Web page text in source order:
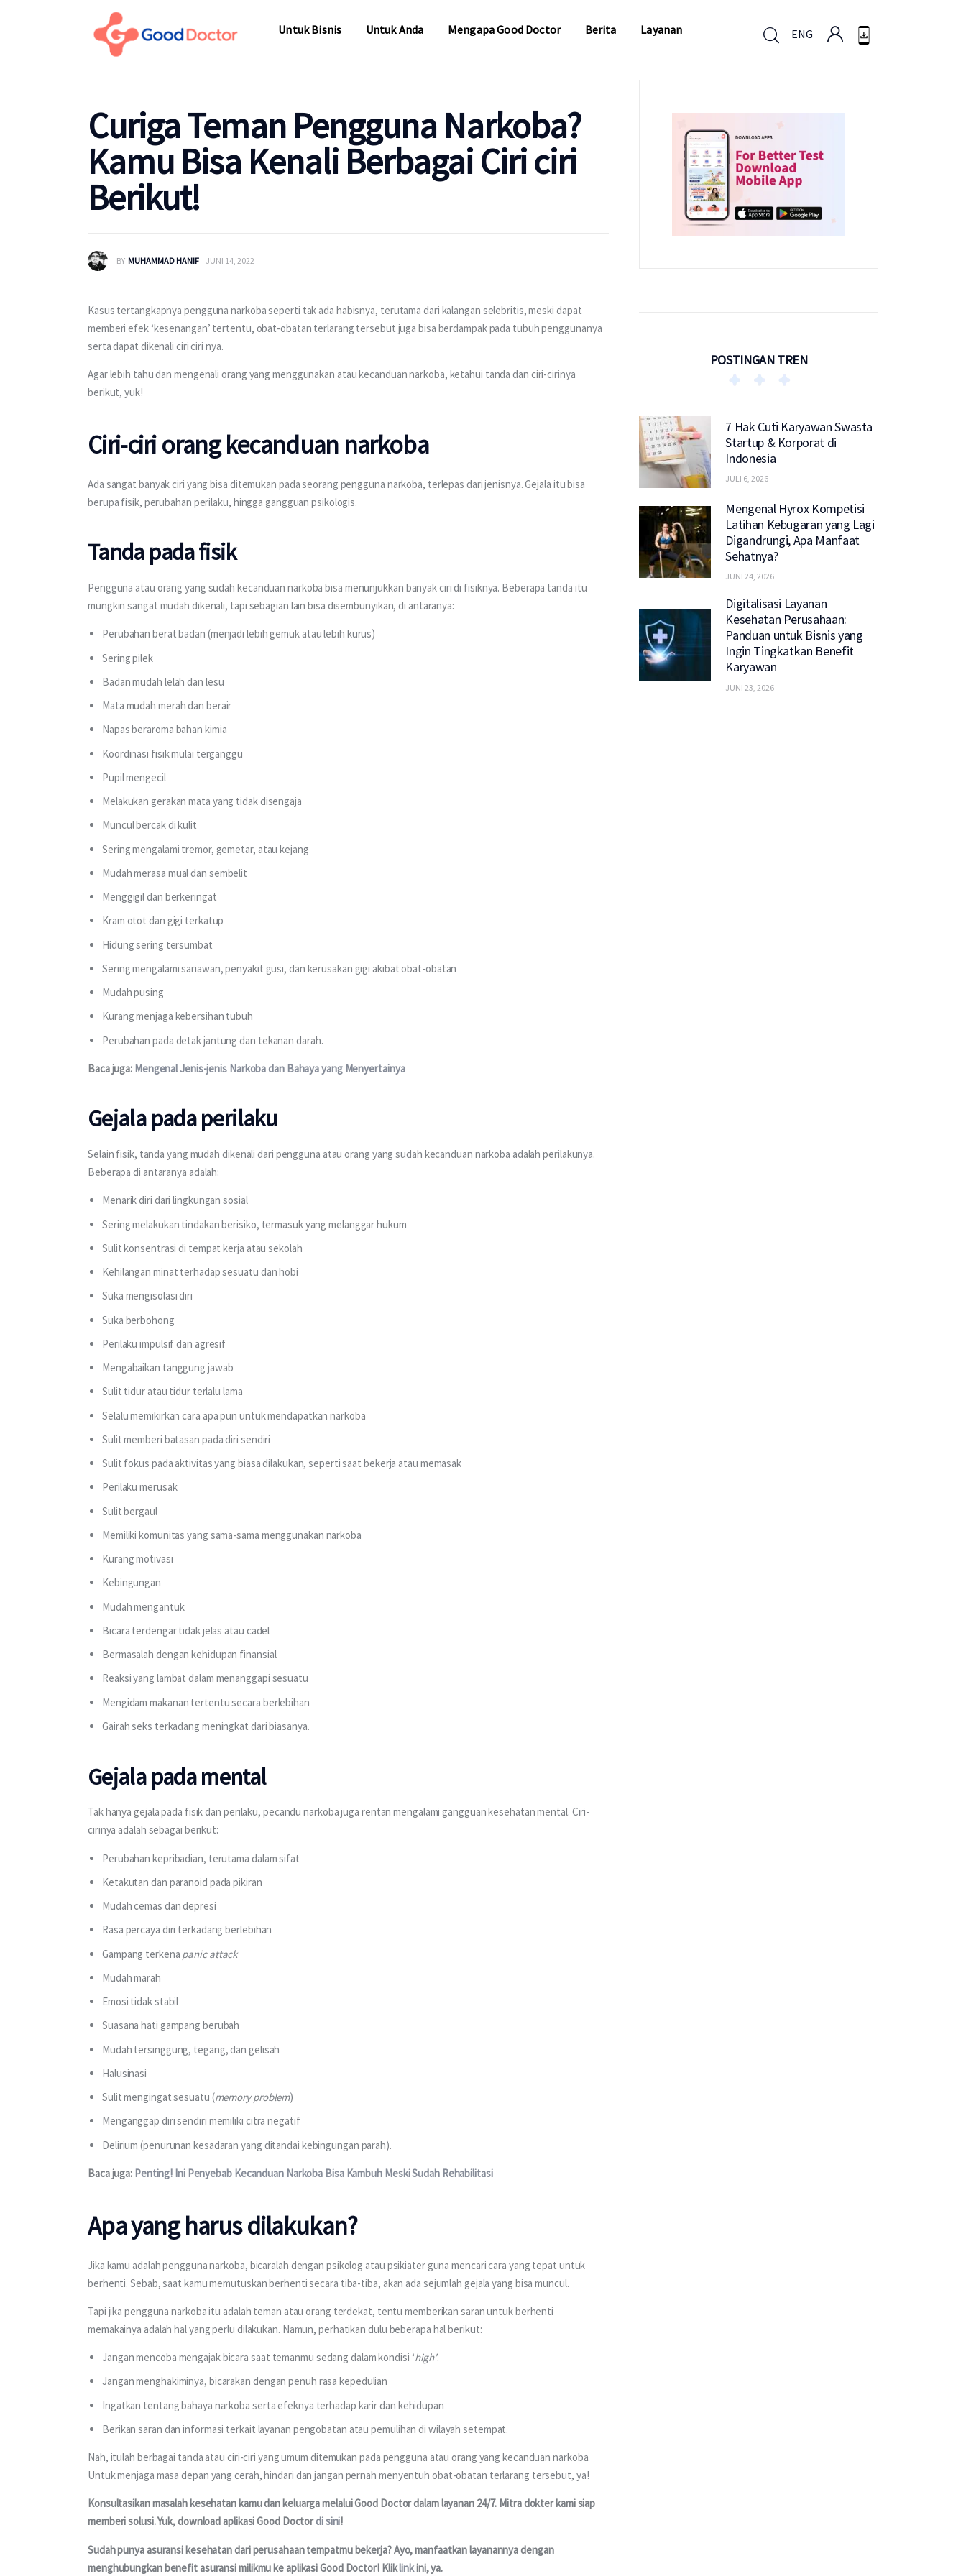
Untuk Bisnis Untuk Anda Mengapa Good Doctor Berita Layanan ENG
Curiga Teman Pengguna Narkoba?
Kamu Bisa Kenali Berbagai Ciri ciri
Berikut!
BY MUHAMMAD HANIF JUNI 14, 2022
Kasus tertangkapnya pengguna narkoba seperti tak ada habisnya, terutama dari kalangan selebritis, meski dapat
memberi efek ‘kesenangan’ tertentu, obat-obatan terlarang tersebut juga bisa berdampak pada tubuh penggunanya
serta dapat dikenali ciri ciri nya.
Agar lebih tahu dan mengenali orang yang menggunakan atau kecanduan narkoba, ketahui tanda dan ciri-cirinya
berikut, yuk!
Ciri-ciri orang kecanduan narkoba
Ada sangat banyak ciri yang bisa ditemukan pada seorang pengguna narkoba, terlepas dari jenisnya. Gejala itu bisa
berupa fisik, perubahan perilaku, hingga gangguan psikologis.
Tanda pada fisik
Pengguna atau orang yang sudah kecanduan narkoba bisa menunjukkan banyak ciri di fisiknya. Beberapa tanda itu
mungkin sangat mudah dikenali, tapi sebagian lain bisa disembunyikan, di antaranya:
Perubahan berat badan (menjadi lebih gemuk atau lebih kurus)
Sering pilek
Badan mudah lelah dan lesu
Mata mudah merah dan berair
Napas beraroma bahan kimia
Koordinasi fisik mulai terganggu
Pupil mengecil
Melakukan gerakan mata yang tidak disengaja
Muncul bercak di kulit
Sering mengalami tremor, gemetar, atau kejang
Mudah merasa mual dan sembelit
Menggigil dan berkeringat
Kram otot dan gigi terkatup
Hidung sering tersumbat
Sering mengalami sariawan, penyakit gusi, dan kerusakan gigi akibat obat-obatan
Mudah pusing
Kurang menjaga kebersihan tubuh
Perubahan pada detak jantung dan tekanan darah.
Baca juga: Mengenal Jenis-jenis Narkoba dan Bahaya yang Menyertainya
Gejala pada perilaku
Selain fisik, tanda yang mudah dikenali dari pengguna atau orang yang sudah kecanduan narkoba adalah perilakunya.
Beberapa di antaranya adalah:
Menarik diri dari lingkungan sosial
Sering melakukan tindakan berisiko, termasuk yang melanggar hukum
Sulit konsentrasi di tempat kerja atau sekolah
Kehilangan minat terhadap sesuatu dan hobi
Suka mengisolasi diri
Suka berbohong
Perilaku impulsif dan agresif
Mengabaikan tanggung jawab
Sulit tidur atau tidur terlalu lama
Selalu memikirkan cara apa pun untuk mendapatkan narkoba
Sulit memberi batasan pada diri sendiri
Sulit fokus pada aktivitas yang biasa dilakukan, seperti saat bekerja atau memasak
Perilaku merusak
Sulit bergaul
Memiliki komunitas yang sama-sama menggunakan narkoba
Kurang motivasi
Kebingungan
Mudah mengantuk
Bicara terdengar tidak jelas atau cadel
Bermasalah dengan kehidupan finansial
Reaksi yang lambat dalam menanggapi sesuatu
Mengidam makanan tertentu secara berlebihan
Gairah seks terkadang meningkat dari biasanya.
Gejala pada mental
Tak hanya gejala pada fisik dan perilaku, pecandu narkoba juga rentan mengalami gangguan kesehatan mental. Ciri-
cirinya adalah sebagai berikut:
Perubahan kepribadian, terutama dalam sifat
Ketakutan dan paranoid pada pikiran
Mudah cemas dan depresi
Rasa percaya diri terkadang berlebihan
Gampang terkena panic attack
Mudah marah
Emosi tidak stabil
Suasana hati gampang berubah
Mudah tersinggung, tegang, dan gelisah
Halusinasi
Sulit mengingat sesuatu (memory problem)
Menganggap diri sendiri memiliki citra negatif
Delirium (penurunan kesadaran yang ditandai kebingungan parah).
Baca juga: Penting! Ini Penyebab Kecanduan Narkoba Bisa Kambuh Meski Sudah Rehabilitasi
Apa yang harus dilakukan?
Jika kamu adalah pengguna narkoba, bicaralah dengan psikolog atau psikiater guna mencari cara yang tepat untuk
berhenti. Sebab, saat kamu memutuskan berhenti secara tiba-tiba, akan ada sejumlah gejala yang bisa muncul.
Tapi jika pengguna narkoba itu adalah teman atau orang terdekat, tentu memberikan saran untuk berhenti
memakainya adalah hal yang perlu dilakukan. Namun, perhatikan dulu beberapa hal berikut:
Jangan mencoba mengajak bicara saat temanmu sedang dalam kondisi ‘high’.
Jangan menghakiminya, bicarakan dengan penuh rasa kepedulian
Ingatkan tentang bahaya narkoba serta efeknya terhadap karir dan kehidupan
Berikan saran dan informasi terkait layanan pengobatan atau pemulihan di wilayah setempat.
Nah, itulah berbagai tanda atau ciri-ciri yang umum ditemukan pada pengguna atau orang yang kecanduan narkoba.
Untuk menjaga masa depan yang cerah, hindari dan jangan pernah menyentuh obat-obatan terlarang tersebut, ya!
Konsultasikan masalah kesehatan kamu dan keluarga melalui Good Doctor dalam layanan 24/7. Mitra dokter kami siap
memberi solusi. Yuk, download aplikasi Good Doctor di sini!
Sudah punya asuransi kesehatan dari perusahaan tempatmu bekerja? Ayo, manfaatkan layanannya dengan
menghubungkan benefit asuransi milikmu ke aplikasi Good Doctor! Klik link ini, ya.
POSTINGAN TREN
7 Hak Cuti Karyawan Swasta
Startup & Korporat di
Indonesia
JULI 6, 2026
Mengenal Hyrox Kompetisi
Latihan Kebugaran yang Lagi
Digandrungi, Apa Manfaat
Sehatnya?
JUNI 24, 2026
Digitalisasi Layanan
Kesehatan Perusahaan:
Panduan untuk Bisnis yang
Ingin Tingkatkan Benefit
Karyawan
JUNI 23, 2026